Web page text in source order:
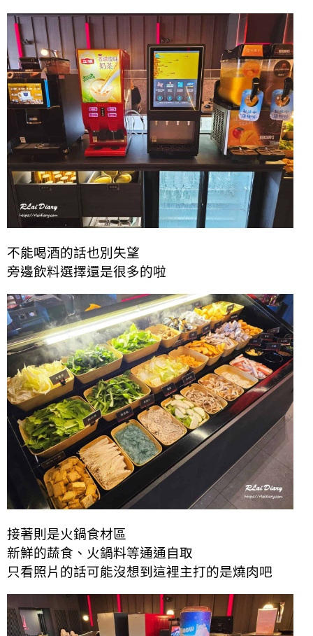
不能喝酒的話也別失望
旁邊飲料選擇還是很多的啦
接著則是火鍋食材區
新鮮的蔬食、火鍋料等通通自取
只看照片的話可能沒想到這裡主打的是燒肉吧